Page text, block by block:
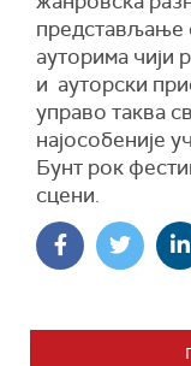
представљање
ауторима чији
и ауторски
управо таква
најособеније
Бунт рок
сцени.